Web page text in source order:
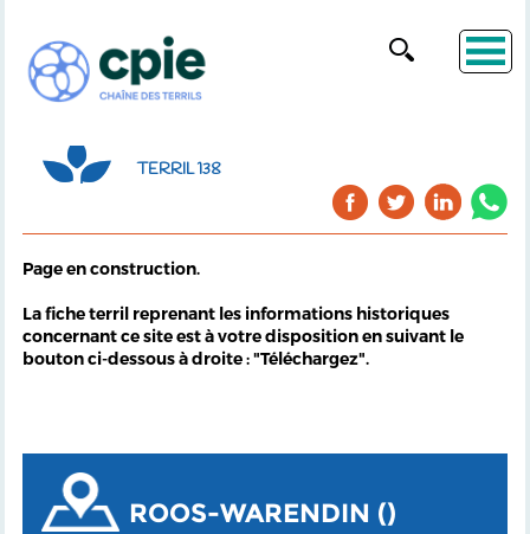
TERRIL 138
Page en construction.
La fiche terril reprenant les informations historiques
concernant ce site est à votre disposition en suivant le
bouton ci-dessous à droite : "Téléchargez".
ROOS-WARENDIN ()